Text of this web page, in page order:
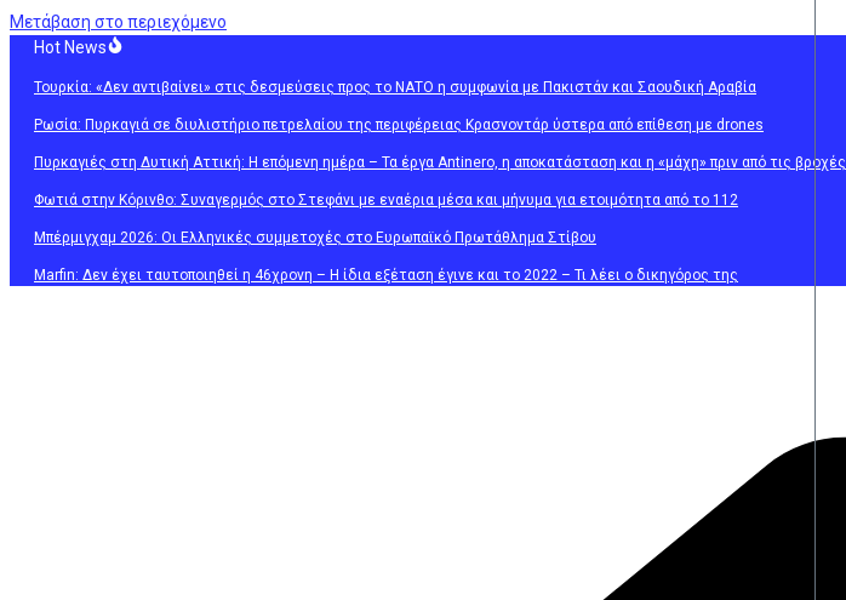
Μετάβαση στο περιεχόμενο
Hot News
Τουρκία: «Δεν αντιβαίνει» στις δεσμεύσεις προς το ΝΑΤΟ η συμφωνία με Πακιστάν και Σαουδική Αραβία
Ρωσία: Πυρκαγιά σε διυλιστήριο πετρελαίου της περιφέρειας Κρασνοντάρ ύστερα από επίθεση με drones
Πυρκαγιές στη Δυτική Αττική: Η επόμενη ημέρα – Τα έργα Antinero, η αποκατάσταση και η «μάχη» πριν από τις βροχές
Φωτιά στην Κόρινθο: Συναγερμός στο Στεφάνι με εναέρια μέσα και μήνυμα για ετοιμότητα από το 112
Μπέρμιγχαμ 2026: Οι Ελληνικές συμμετοχές στο Ευρωπαϊκό Πρωτάθλημα Στίβου
Marfin: Δεν έχει ταυτοποιηθεί η 46χρονη – Η ίδια εξέταση έγινε και το 2022 – Τι λέει ο δικηγόρος της